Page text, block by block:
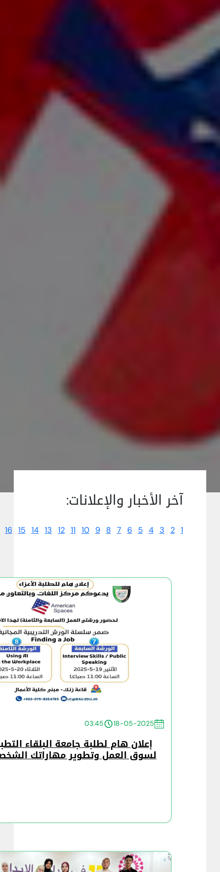
آخر الأخبار والإعلانات:
1
2
3
4
5
6
7
8
9
10
11
12
13
14
15
16
18-05-2025
03:45
إعلان هام لطلبة جامعة البلقاء
لسوق العمل وتطوير مهاراتك